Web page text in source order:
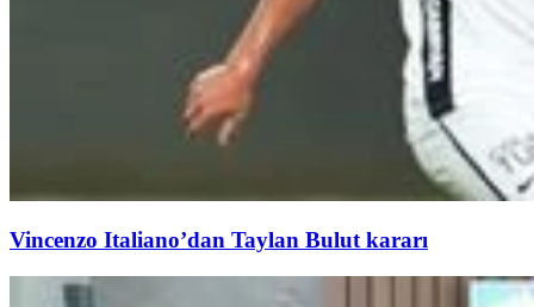
Vincenzo Italiano’dan Taylan Bulut kararı